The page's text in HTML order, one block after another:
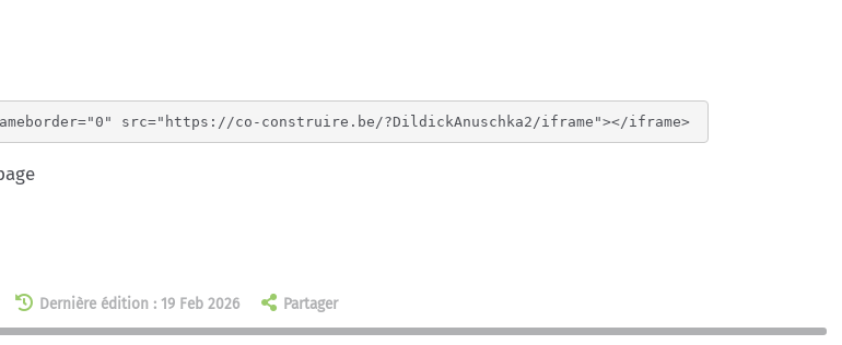
<iframe class="auto-resize" width="100%" scroll="no" frameborder="0" src="https://co-construire.be/?DildickAnuschka2/iframe"></iframe>
Dernière édition : 19 Feb 2026 Partager